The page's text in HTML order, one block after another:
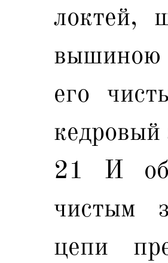
локтей,
вышиною
его
21 И
чистым
цепи